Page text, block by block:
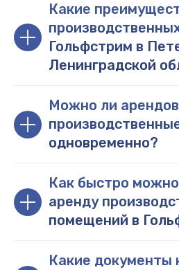
Какие
Гольфстрим в
Ленинградской
Можно ли
одновременно?
Как быстро
аренду
помещений в
Какие документы